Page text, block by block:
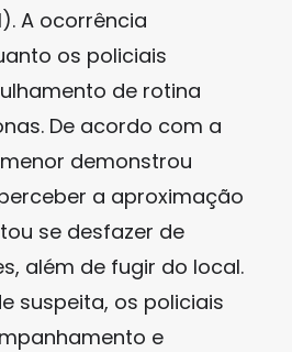
A ocorrência
os policiais
de rotina
De acordo com a
demonstrou
a aproximação
se desfazer de
além de fugir do local.
suspeita, os policiais
e